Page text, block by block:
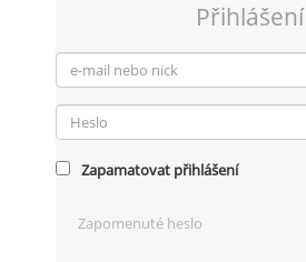
Přihlášení
Zapamatovat přihlášení
Zapomenuté heslo